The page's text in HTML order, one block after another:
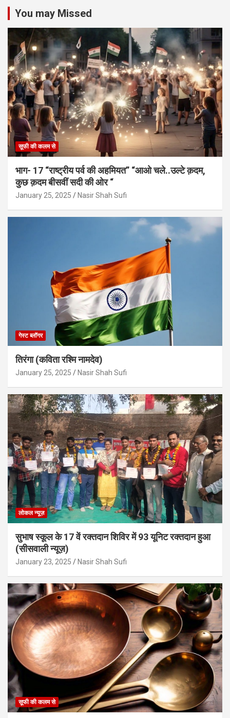
You may Missed
सूफी की कलम से
भाग- 17 “राष्ट्रीय पर्व की अहमियत” “आओ चले..उल्टे क़दम,
कुछ क़दम बीसवीं सदी की ओर “
January 25, 2025 Nasir Shah Sufi
गेस्ट ब्लॉगर
तिरंगा (कविता रश्मि नामदेव)
January 25, 2025 Nasir Shah Sufi
लोकल न्यूज़
सुभाष स्कूल के 17 वें रक्तदान शिविर में 93 यूनिट रक्तदान हुआ
(सीसवाली न्यूज़)
January 23, 2025 Nasir Shah Sufi
सूफी की कलम से